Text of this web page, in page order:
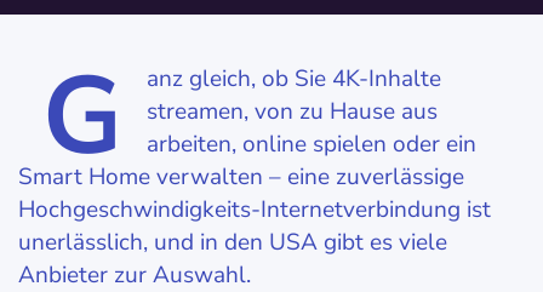
G
anz gleich, ob Sie 4K-Inhalte
streamen, von zu Hause aus
arbeiten, online spielen oder ein
Smart Home verwalten – eine zuverlässige
Hochgeschwindigkeits-Internetverbindung ist
unerlässlich, und in den USA gibt es viele
Anbieter zur Auswahl.